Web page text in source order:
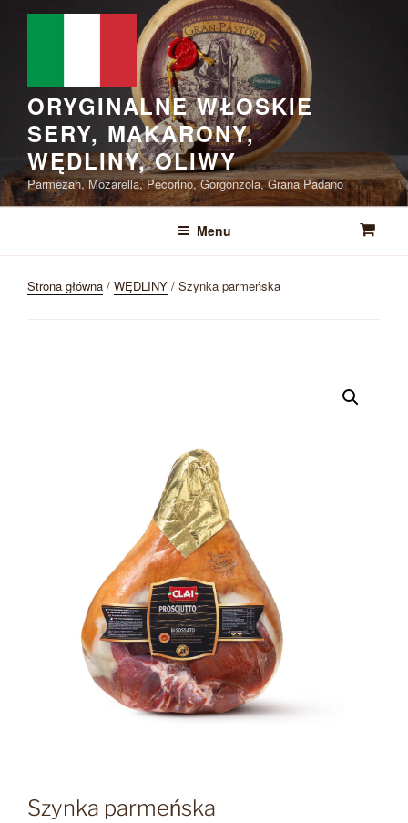
Przejdź
ORYGINALNE WŁOSKIE
SERY, MAKARONY,
WĘDLINY, OLIWY
Parmezan, Mozarella, Pecorino, Gorgonzola, Grana Padano
Menu
Strona główna / WĘDLINY / Szynka parmeńska
Szynka parmeńska